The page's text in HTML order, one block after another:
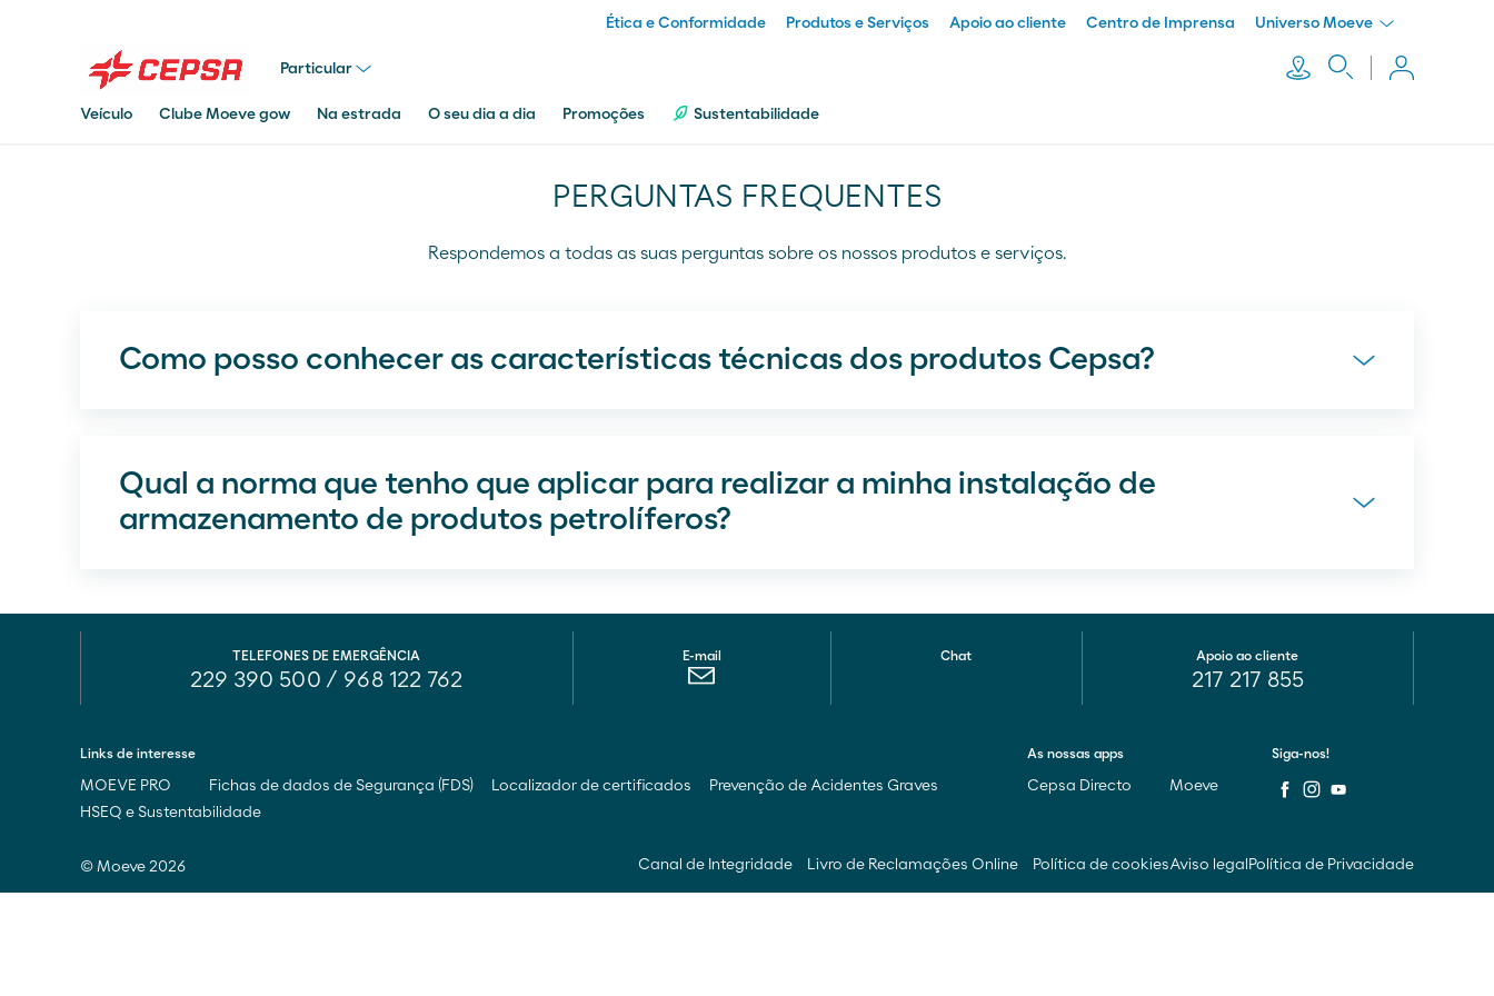
Ética e Conformidade Produtos e Serviços Apoio ao cliente Centro de Imprensa Universo Moeve
Particular
Veículo Clube Moeve gow Na estrada O seu dia a dia Promoções Sustentabilidade
Empresa
Distribuidor
PERGUNTAS FREQUENTES
Respondemos a todas as suas perguntas sobre os nossos produtos e serviços.
Como posso conhecer as características técnicas dos produtos Cepsa?
Qual a norma que tenho que aplicar para realizar a minha instalação de
armazenamento de produtos petrolíferos?
TELEFONES DE EMERGÊNCIA
229 390 500 / 968 122 762
E-mail Chat Apoio ao cliente
217 217 855
Links de interesse
MOEVE PRO Fichas de dados de Segurança (FDS) Localizador de certificados
Prevenção de Acidentes Graves
HSEQ e Sustentabilidade
As nossas apps
Cepsa Directo Moeve
Siga-nos!
© Moeve 2026 Canal de Integridade Livro de Reclamações Online Política de cookiesAviso legal Política de Privacidade